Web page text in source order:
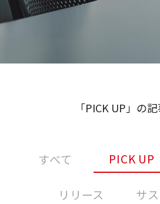
「PICK UP」の
すべて PICK UP
リリース サ